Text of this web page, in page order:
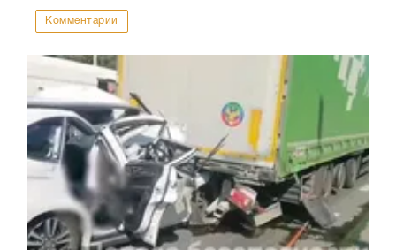
Комментарии